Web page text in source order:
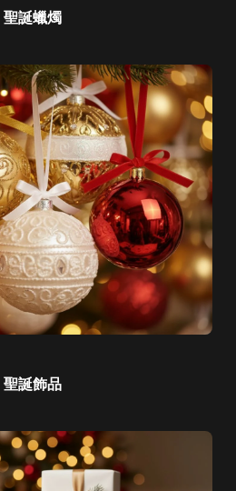
聖誕蠟燭
聖誕飾品